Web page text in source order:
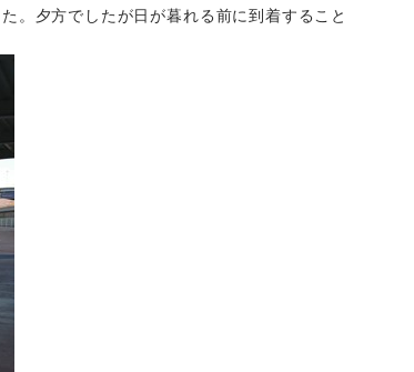
。夕方でしたが日が暮れる前に到着すること